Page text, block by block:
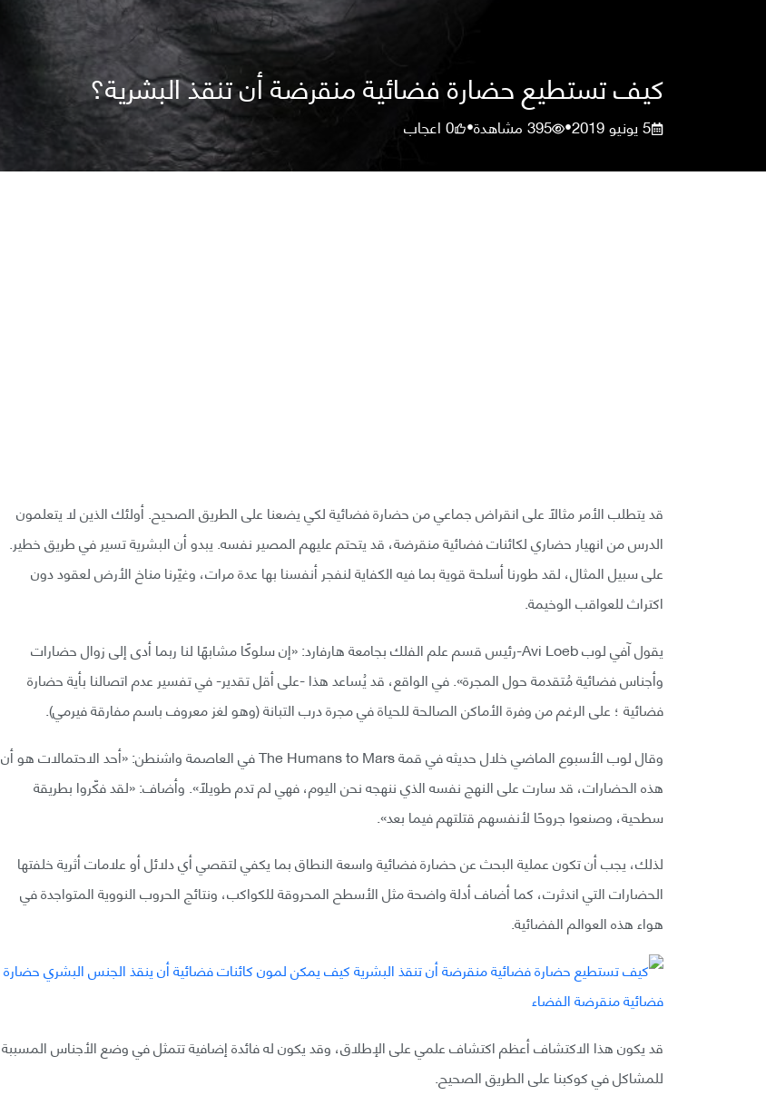
كيف تستطيع حضارة فضائية منقرضة أن تنقذ البشرية؟
5 يونيو 2019 •
395مشاهدة•
0اعجاب
قد يتطلب الأمر مثالًا على انقراض جماعي من حضارة فضائية لكي يضعنا على الطريق الصحيح. أولئك الذين لا يتعلمون
الدرس من انهيار حضاري لكائنات فضائية منقرضة، قد يتحتم عليهم المصير نفسه. يبدو أن البشرية تسير في طريق خطير.
على سبيل المثال، لقد طورنا أسلحة قوية بما فيه الكفاية لنفجر أنفسنا بها عدة مرات، وغيّرنا مناخ الأرض لعقود دون
اكتراث للعواقب الوخيمة.
يقول آفي لوب Avi Loeb-رئيس قسم علم الفلك بجامعة هارفارد: «إن سلوكًا مشابهًا لنا ربما أدى إلى زوال حضارات
وأجناس فضائية مُتقدمة حول المجرة». في الواقع، قد يُساعد هذا -على أقل تقدير- في تفسير عدم اتصالنا بأية حضارة
فضائية ؛ على الرغم من وفرة الأماكن الصالحة للحياة في مجرة درب التبانة (وهو لغز معروف باسم مفارقة فيرمي).
وقال لوب الأسبوع الماضي خلال حديثه في قمة The Humans to Mars في العاصمة واشنطن: «أحد الاحتمالات هو أن
هذه الحضارات، قد سارت على النهج نفسه الذي ننهجه نحن اليوم، فهي لم تدم طويلاً». وأضاف: «لقد فكّروا بطريقة
سطحية، وصنعوا جروحًا لأنفسهم قتلتهم فيما بعد».
لذلك، يجب أن تكون عملية البحث عن حضارة فضائية واسعة النطاق بما يكفي لتقصي أي دلائل أو علامات أثرية خلفتها
الحضارات التي اندثرت، كما أضاف أدلة واضحة مثل الأسطح المحروقة للكواكب، ونتائج الحروب النووية المتواجدة في
هواء هذه العوالم الفضائية.
قد يكون هذا الاكتشاف أعظم اكتشاف علمي على الإطلاق، وقد يكون له فائدة إضافية تتمثل في وضع الأجناس المسببة
للمشاكل في كوكبنا على الطريق الصحيح.